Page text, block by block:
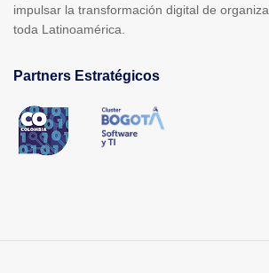
impulsar la transformación digital de
toda Latinoamérica.
Partners Estratégicos